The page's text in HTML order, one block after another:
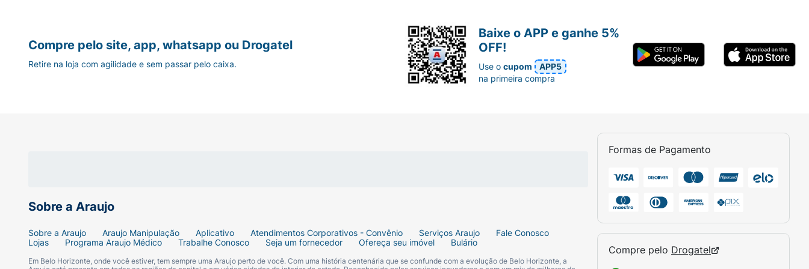
Se você precisar de informações adicionais sobre o Sabonete em barra Dove, nossa equipe farmacêutica está à disposição para te ajudar sempre
que necessário.
Central de Atendimento da Araujo
Sobre a Araujo
Sobre a Araujo Araujo Manipulação Aplicativo Atendimentos Corporativos - Convênio Serviços Araujo
Fale Conosco
Lojas
Programa Araujo Médico Trabalhe Conosco Seja um fornecedor Ofereça seu imóvel Bulário
Em Belo Horizonte, onde você estiver, tem sempre uma Araujo perto de você. Com uma história centenária que se confunde com a evolução de Belo Horizonte, a
Formas de Pagamento
Compre pelo Drogatel
Compre pelo site, app, whatsapp ou Drogatel
Retire na loja com agilidade e sem passar pelo caixa.
Baixe o APP e ganhe 5%
OFF!
Use ocupom
APP5
na primeira compra